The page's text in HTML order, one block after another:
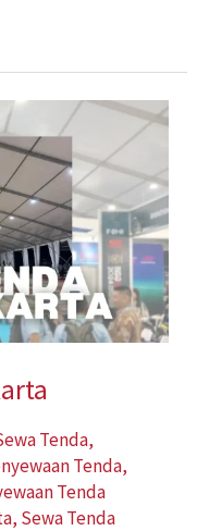
Tenda,
Tenda,
Tenda
, Sewa Tenda